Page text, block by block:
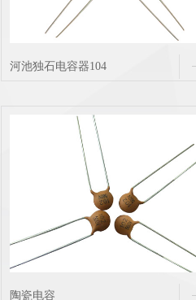
河池独石电容器104
陶瓷电容